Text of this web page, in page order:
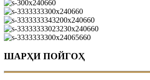
ШАРҲИ ПОЙГОҲ